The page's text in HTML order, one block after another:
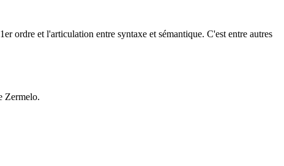
ordre et l'articulation entre syntaxe et sémantique. C'est entre autres
Zermelo.